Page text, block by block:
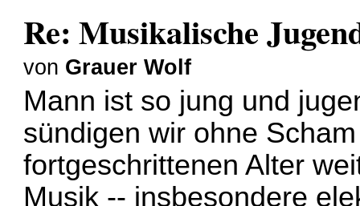
Re: Musikalische
von Grauer Wolf
Mann ist so jung und
sündigen wir ohne
fortgeschrittenen Alter
Musik -- insbesondere